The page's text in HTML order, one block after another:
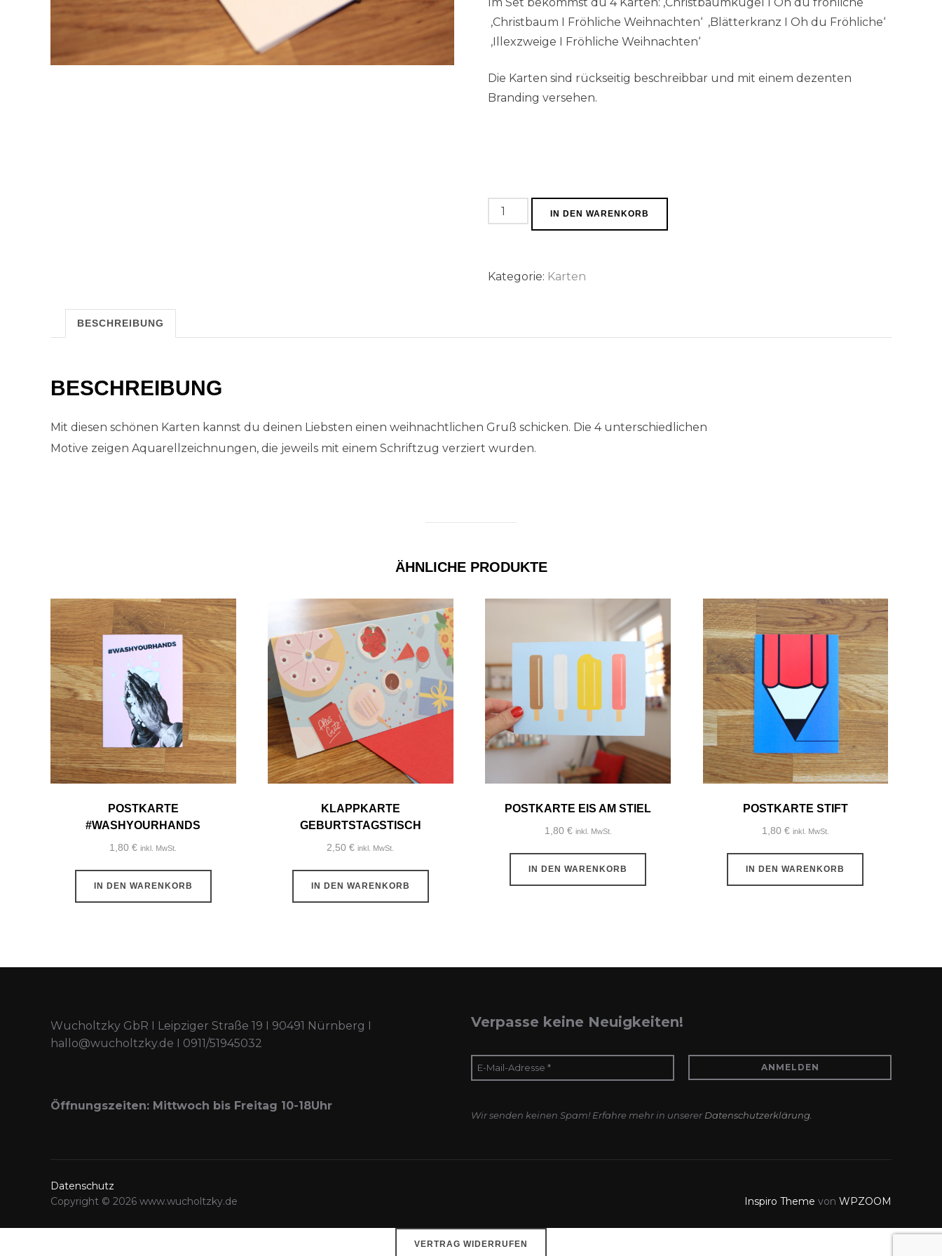
‚Christbaum I Fröhliche Weihnachten‘ ‚Blätterkranz I Oh du Fröhliche‘
‚Illexzweige I Fröhliche Weihnachten‘
Die Karten sind rückseitig beschreibbar und mit einem dezenten
Branding versehen.
Weihnachtskarten
Set
IN DEN WARENKORB
Kategorie: Karten
BESCHREIBUNG
BESCHREIBUNG
Mit diesen schönen Karten kannst du deinen Liebsten einen weihnachtlichen Gruß schicken. Die 4 unterschiedlichen
Motive zeigen Aquarellzeichnungen, die jeweils mit einem Schriftzug verziert wurden.
ÄHNLICHE PRODUKTE
POSTKARTE
#WASHYOURHANDS
1,80€ inkl. MwSt.
IN DEN WARENKORB
KLAPPKARTE
GEBURTSTAGSTISCH
2,50€ inkl. MwSt.
IN DEN WARENKORB
POSTKARTE EIS AM STIEL
1,80 € inkl. MwSt.
IN DEN WARENKORB
POSTKARTE STIFT
1,80 € inkl. MwSt.
IN DEN WARENKORB
Wucholtzky GbR I Leipziger Straße 19 I 90491 Nürnberg I
hallo@wucholtzky.de I 0911/51945032
Öffnungszeiten: Mittwoch bis Freitag 10-18Uhr
Verpasse keine Neuigkeiten!
Wir senden keinen Spam! Erfahre mehr in unsererDatenschutzerklärung
Datenschutz
Copyright © 2026 www.wucholtzky.de
Inspiro Theme von WPZOOM
VERTRAG WIDERRUFEN